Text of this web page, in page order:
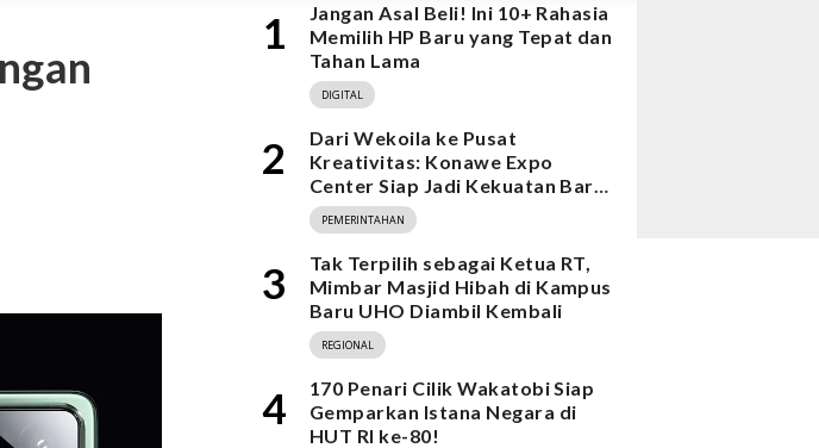
1
Jangan Asal Beli! Ini 10+ Rahasia
Memilih HP Baru yang Tepat dan
Tahan Lama
DIGITAL
2
Dari Wekoila ke Pusat
Kreativitas: Konawe Expo
Center Siap Jadi Kekuatan Baru
Ekonomi
PEMERINTAHAN
3
Tak Terpilih sebagai Ketua RT,
Mimbar Masjid Hibah di Kampus
Baru UHO Diambil Kembali
REGIONAL
4
170 Penari Cilik Wakatobi Siap
Gemparkan Istana Negara di
HUT RI ke-80!